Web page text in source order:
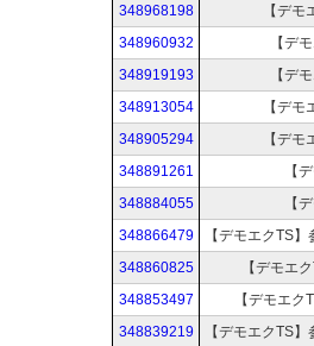
348968198
【デ
348960932
【デ
348919193
【デ
348913054
【デ
348905294
【デ
348891261
【
348884055
【
348866479
348860825
【デモエ
348853497
【デモエ
348839219